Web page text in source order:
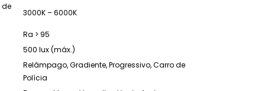
de
3000K – 6000K
Ra > 95
500 lux (máx.)
Relâmpago, Gradiente, Progressivo, Carro de
Polícia